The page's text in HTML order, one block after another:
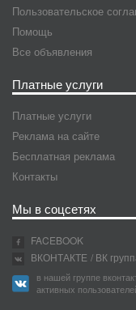
Пользовательское
Помощь
Все объявления
Платные услуги
Платные услуги
Реклама на сайте
Бесплатная реклама
Контакты
Мы в соцсетях
FACEBOOK
ВКОНТАКТЕ / ВК
в нашей группе
активных